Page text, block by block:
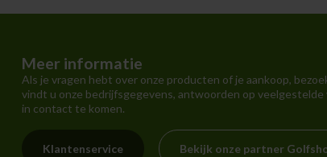
Meer informatie
Als je vragen hebt over onze producten of je aankoop,
vindt u onze bedrijfsgegevens, antwoorden op
in contact te komen.
Klantenservice Bekijk onze partner